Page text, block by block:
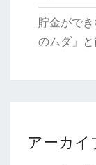
貯金がで
のムダ」
アーカイ